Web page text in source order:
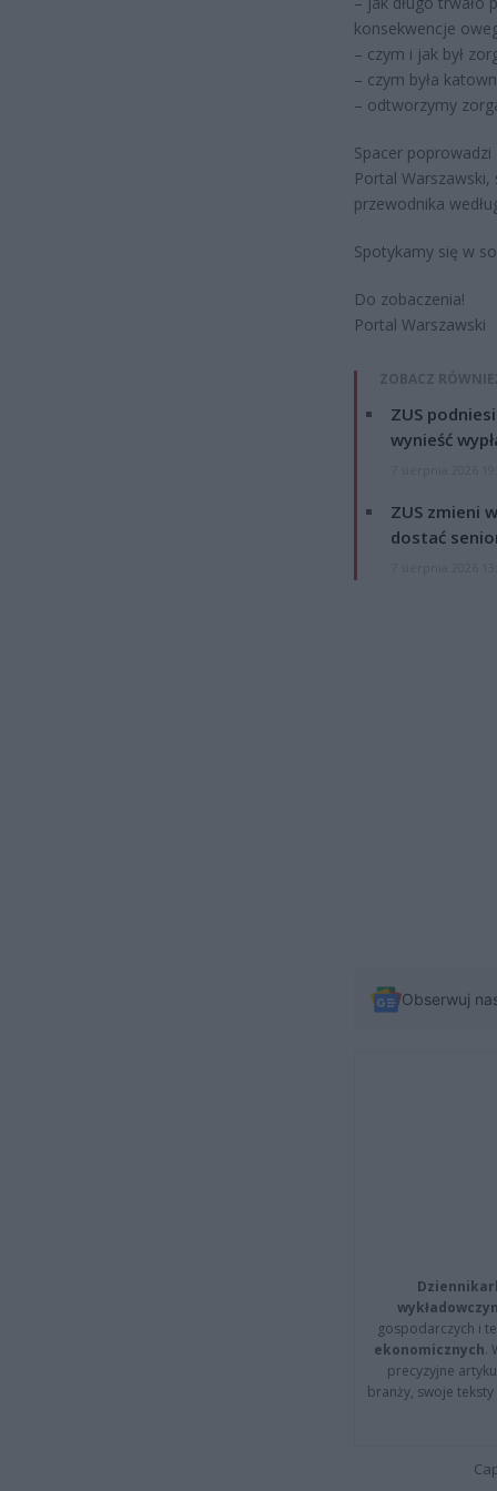
konsekwencje
– czym i jak był
– czym była
– odtworzymy
Spacer
Portal
przewodnika
Spotykamy się w
Do zobaczenia!
Portal Warszawski
ZOBACZ
ZUS
wynieść
ZUS zmieni
dostać
Obserwuj
gospodarczych i
ekonomicznych.
precyzyjne
branży, swoje